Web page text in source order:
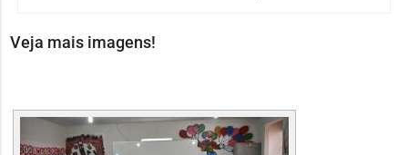
Veja mais imagens!